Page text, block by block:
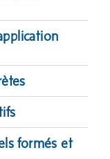
formés et